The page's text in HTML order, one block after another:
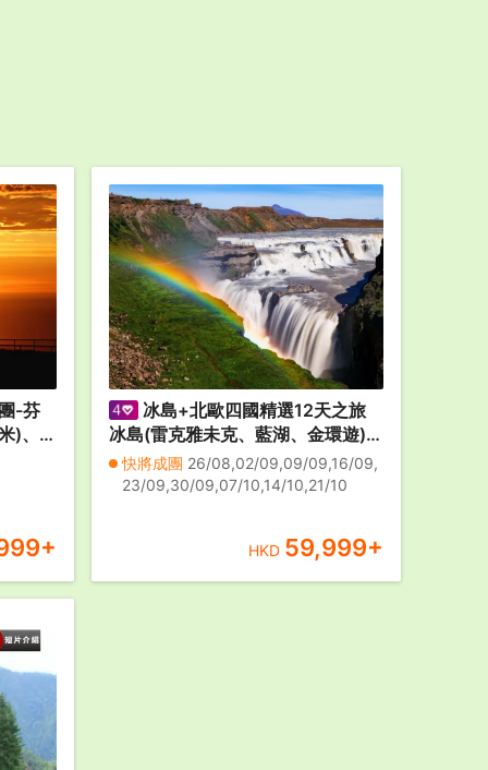
-芬
)、瑞
+
冰島+北歐四國精選12天之旅
冰島(雷克雅未克、藍湖、金環遊)、
芬蘭(赫爾辛基)、瑞典(斯德哥爾
摩)、挪威(奧斯陸)、丹麥(哥本哈
快將成團 26/08,02/09,09/09,16/09,
23/09,30/09,07/10,14/10,21/10
HKD 59,999+